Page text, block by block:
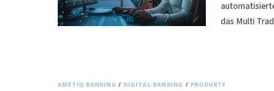
das Multi
AMÉTIQ BANKING / DIGITAL BANKING / PRODUKTE